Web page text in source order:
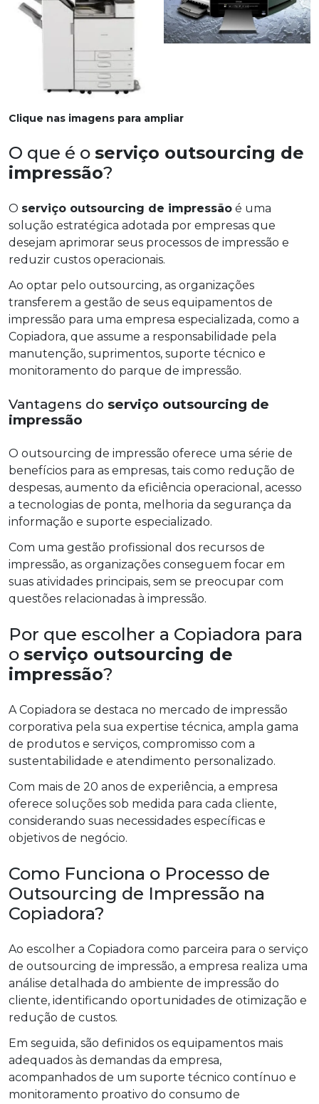
Clique nas imagens para ampliar
O que é o serviço outsourcing de
impressão?
O serviço outsourcing de impressão é uma
solução estratégica adotada por empresas que
desejam aprimorar seus processos de impressão e
reduzir custos operacionais.
Ao optar pelo outsourcing, as organizações
transferem a gestão de seus equipamentos de
impressão para uma empresa especializada, como a
Copiadora, que assume a responsabilidade pela
manutenção, suprimentos, suporte técnico e
monitoramento do parque de impressão.
Vantagens do serviço outsourcing de
impressão
O outsourcing de impressão oferece uma série de
benefícios para as empresas, tais como redução de
despesas, aumento da eficiência operacional, acesso
a tecnologias de ponta, melhoria da segurança da
informação e suporte especializado.
Com uma gestão profissional dos recursos de
impressão, as organizações conseguem focar em
suas atividades principais, sem se preocupar com
questões relacionadas à impressão.
Por que escolher a Copiadora para
o serviço outsourcing de
impressão?
A Copiadora se destaca no mercado de impressão
corporativa pela sua expertise técnica, ampla gama
de produtos e serviços, compromisso com a
sustentabilidade e atendimento personalizado.
Com mais de 20 anos de experiência, a empresa
oferece soluções sob medida para cada cliente,
considerando suas necessidades específicas e
objetivos de negócio.
Como Funciona o Processo de
Outsourcing de Impressão na
Copiadora?
Ao escolher a Copiadora como parceira para o serviço
de outsourcing de impressão, a empresa realiza uma
análise detalhada do ambiente de impressão do
cliente, identificando oportunidades de otimização e
redução de custos.
Em seguida, são definidos os equipamentos mais
adequados às demandas da empresa,
acompanhados de um suporte técnico contínuo e
monitoramento proativo do consumo de